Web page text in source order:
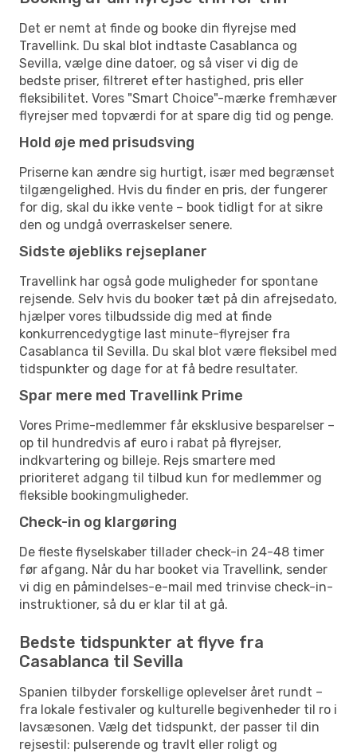
Det er nemt at finde og booke din flyrejse med
Travellink. Du skal blot indtaste Casablanca og
Sevilla, vælge dine datoer, og så viser vi dig de
bedste priser, filtreret efter hastighed, pris eller
fleksibilitet. Vores "Smart Choice"-mærke fremhæver
flyrejser med topværdi for at spare dig tid og penge.
Hold øje med prisudsving
Priserne kan ændre sig hurtigt, især med begrænset
tilgængelighed. Hvis du finder en pris, der fungerer
for dig, skal du ikke vente – book tidligt for at sikre
den og undgå overraskelser senere.
Sidste øjebliks rejseplaner
Travellink har også gode muligheder for spontane
rejsende. Selv hvis du booker tæt på din afrejsedato,
hjælper vores tilbudsside dig med at finde
konkurrencedygtige last minute-flyrejser fra
Casablanca til Sevilla. Du skal blot være fleksibel med
tidspunkter og dage for at få bedre resultater.
Spar mere med Travellink Prime
Vores Prime-medlemmer får eksklusive besparelser –
op til hundredvis af euro i rabat på flyrejser,
indkvartering og billeje. Rejs smartere med
prioriteret adgang til tilbud kun for medlemmer og
fleksible bookingmuligheder.
Check-in og klargøring
De fleste flyselskaber tillader check-in 24-48 timer
før afgang. Når du har booket via Travellink, sender
vi dig en påmindelses-e-mail med trinvise check-in-
instruktioner, så du er klar til at gå.
Bedste tidspunkter at flyve fra
Casablanca til Sevilla
Spanien tilbyder forskellige oplevelser året rundt –
fra lokale festivaler og kulturelle begivenheder til ro i
lavsæsonen. Vælg det tidspunkt, der passer til din
rejsestil: pulserende og travlt eller roligt og